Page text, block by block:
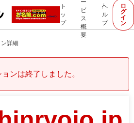
ト
ッ
プ
ー
ビ
ス
概
要
ヘ
ル
プ
ロ
グ
イ
ン
ン詳細
ンは終了しました。